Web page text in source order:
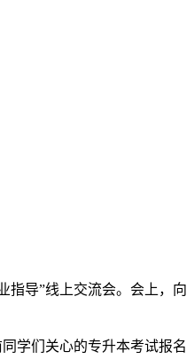
指导”线上交流会。会上，向
学们关心的专升本考试报名